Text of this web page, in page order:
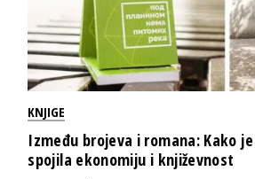
KNJIGE
Između brojeva i romana: Kako
spojila ekonomiju i književnost